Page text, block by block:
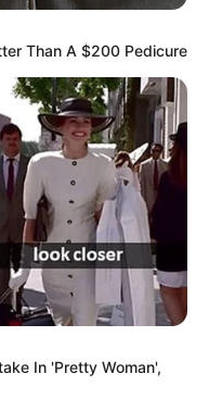
Than A $200 Pedicure
In 'Pretty Woman',